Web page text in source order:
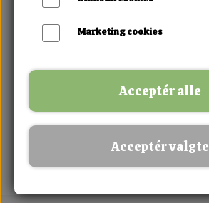
Marketing cookies
Acceptér alle
Acceptér valgte